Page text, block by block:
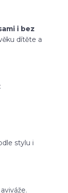
i bez
dítěte a
:
stylu i